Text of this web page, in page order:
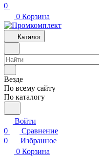
0
0 Корзина
Каталог
Везде
По всему сайту
По каталогу
Войти
0
Сравнение
0
Избранное
0 Корзина